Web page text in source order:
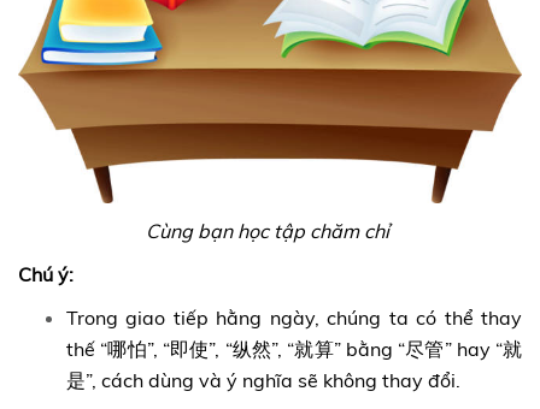
Cùng bạn học tập chăm chỉ
Chú ý:
Trong giao tiếp hằng ngày, chúng ta có thể thay
thế “哪怕”, “即使”, “纵然”, “就算” bằng “尽管” hay “就
是”, cách dùng và ý nghĩa sẽ không thay đổi.